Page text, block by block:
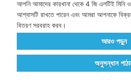
আপনি আমাদের কারখানা থেকে 4 জি এলটিই মিনি
আশ্বাসটি রাখতে পারেন এবং আমরা আপনাকে
বিতরণ সরবরাহ করব।
আরও পড়ুন
অনুসন্ধান